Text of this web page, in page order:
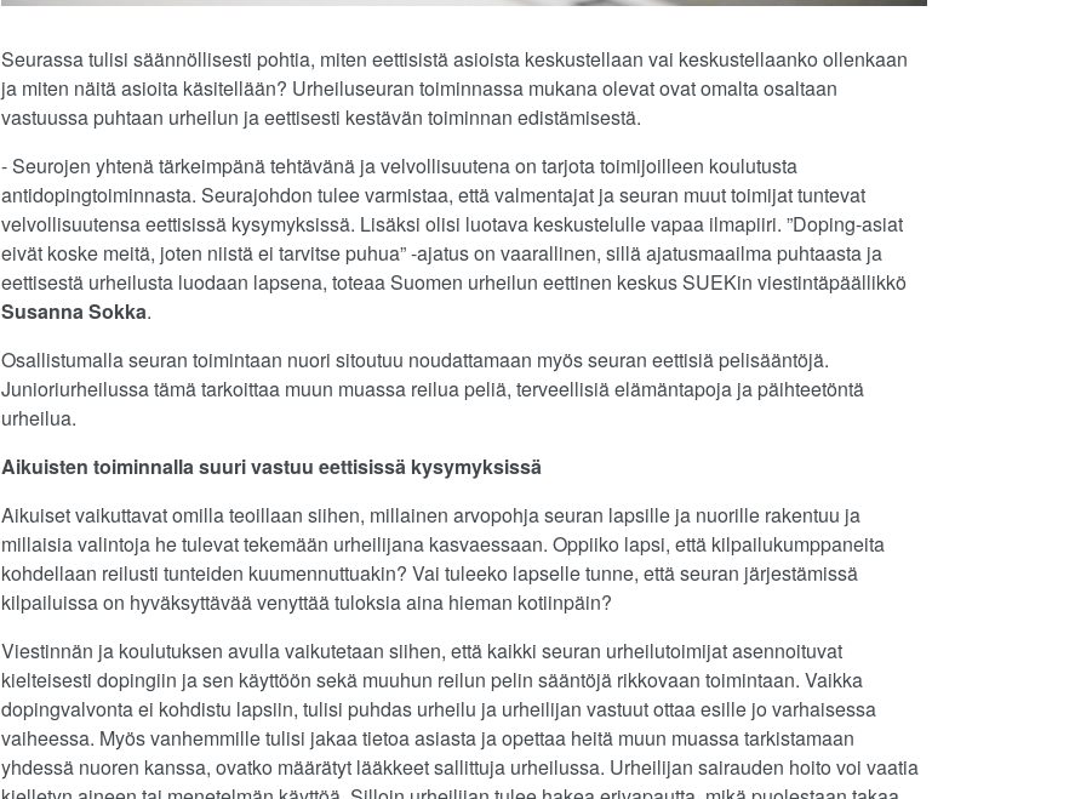
Seurassa tulisi säännöllisesti pohtia, miten eettisistä asioista keskustellaan vai keskustellaanko ollenkaan
ja miten näitä asioita käsitellään? Urheiluseuran toiminnassa mukana olevat ovat omalta osaltaan
vastuussa puhtaan urheilun ja eettisesti kestävän toiminnan edistämisestä.
- Seurojen yhtenä tärkeimpänä tehtävänä ja velvollisuutena on tarjota toimijoilleen koulutusta
antidopingtoiminnasta. Seurajohdon tulee varmistaa, että valmentajat ja seuran muut toimijat tuntevat
velvollisuutensa eettisissä kysymyksissä. Lisäksi olisi luotava keskustelulle vapaa ilmapiiri. ”Doping-asiat
eivät koske meitä, joten niistä ei tarvitse puhua” -ajatus on vaarallinen, sillä ajatusmaailma puhtaasta ja
eettisestä urheilusta luodaan lapsena, toteaa Suomen urheilun eettinen keskus SUEKin viestintäpäällikkö
Susanna Sokka.
Osallistumalla seuran toimintaan nuori sitoutuu noudattamaan myös seuran eettisiä pelisääntöjä.
Junioriurheilussa tämä tarkoittaa muun muassa reilua peliä, terveellisiä elämäntapoja ja päihteetöntä
urheilua.
Aikuisten toiminnalla suuri vastuu eettisissä kysymyksissä
Aikuiset vaikuttavat omilla teoillaan siihen, millainen arvopohja seuran lapsille ja nuorille rakentuu ja
millaisia valintoja he tulevat tekemään urheilijana kasvaessaan. Oppiiko lapsi, että kilpailukumppaneita
kohdellaan reilusti tunteiden kuumennuttuakin? Vai tuleeko lapselle tunne, että seuran järjestämissä
kilpailuissa on hyväksyttävää venyttää tuloksia aina hieman kotiinpäin?
Viestinnän ja koulutuksen avulla vaikutetaan siihen, että kaikki seuran urheilutoimijat asennoituvat
kielteisesti dopingiin ja sen käyttöön sekä muuhun reilun pelin sääntöjä rikkovaan toimintaan. Vaikka
dopingvalvonta ei kohdistu lapsiin, tulisi puhdas urheilu ja urheilijan vastuut ottaa esille jo varhaisessa
vaiheessa. Myös vanhemmille tulisi jakaa tietoa asiasta ja opettaa heitä muun muassa tarkistamaan
yhdessä nuoren kanssa, ovatko määrätyt lääkkeet sallittuja urheilussa. Urheilijan sairauden hoito voi vaatia